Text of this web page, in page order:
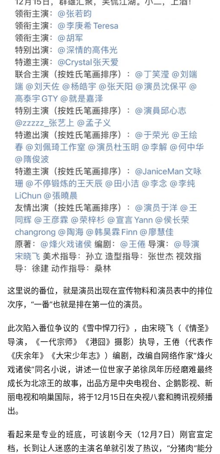
这里说的番位，就是演员出现在宣传物料和演员表中的排位
次序，“一番”也就是排在第一位的演员。
此次陷入番位争议的《雪中悍刀行》，由宋晓飞（《情圣》
导演，《一代宗师》《港囧》摄影）执导，王倦（代表作
《庆余年》《大宋少年志》）编剧，改编自网络作家“烽火
戏诸侯”同名小说，讲述一位世家子弟徐凤年历经磨难最终
成长为北凉王的故事，出品方是中央电视台、企鹅影视、新
丽电视和响巢国际，将于12月15日在央视八套和腾讯视频播
出。
看起来是专业的班底，可该剧今天（12月7日）刚官宣定
档，长到让人迷惑的主演名单就引发了热议，“分猪肉”能分